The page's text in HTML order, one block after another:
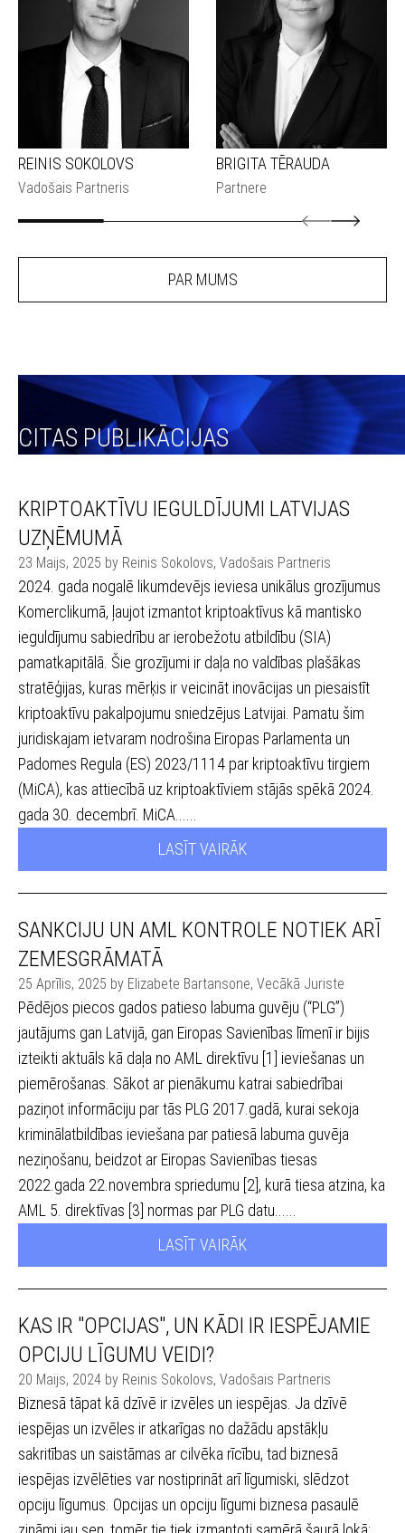
REINIS SOKOLOVS
Vadošais Partneris
BRIGITA TĒRAUDA
Partnere
PAR MUMS
CITAS PUBLIKĀCIJAS
KRIPTOAKTĪVU IEGULDĪJUMI LATVIJAS
UZŅĒMUMĀ
23 Maijs, 2025 by Reinis Sokolovs, Vadošais Partneris
2024. gada nogalē likumdevējs ieviesa unikālus grozījumus
Komerclikumā, ļaujot izmantot kriptoaktīvus kā mantisko
ieguldījumu sabiedrību ar ierobežotu atbildību (SIA)
pamatkapitālā. Šie grozījumi ir daļa no valdības plašākas
stratēģijas, kuras mērķis ir veicināt inovācijas un piesaistīt
kriptoaktīvu pakalpojumu sniedzējus Latvijai. Pamatu šim
juridiskajam ietvaram nodrošina Eiropas Parlamenta un
Padomes Regula (ES) 2023/1114 par kriptoaktīvu tirgiem
(MiCA), kas attiecībā uz kriptoaktīviem stājās spēkā 2024.
gada 30. decembrī. MiCA......
LASĪT VAIRĀK
SANKCIJU UN AML KONTROLE NOTIEK ARĪ
ZEMESGRĀMATĀ
25 Aprīlis, 2025 by Elizabete Bartansone, Vecākā Juriste
Pēdējos piecos gados patieso labuma guvēju (“PLG”)
jautājums gan Latvijā, gan Eiropas Savienības līmenī ir bijis
izteikti aktuāls kā daļa no AML direktīvu [1] ieviešanas un
piemērošanas. Sākot ar pienākumu katrai sabiedrībai
paziņot informāciju par tās PLG 2017.gadā, kurai sekoja
kriminālatbildības ieviešana par patiesā labuma guvēja
neziņošanu, beidzot ar Eiropas Savienības tiesas
2022.gada 22.novembra spriedumu [2], kurā tiesa atzina, ka
AML 5. direktīvas [3] normas par PLG datu......
LASĪT VAIRĀK
KAS IR "OPCIJAS", UN KĀDI IR IESPĒJAMIE
OPCIJU LĪGUMU VEIDI?
20 Maijs, 2024 by Reinis Sokolovs, Vadošais Partneris
Biznesā tāpat kā dzīvē ir izvēles un iespējas. Ja dzīvē
iespējas un izvēles ir atkarīgas no dažādu apstākļu
sakritības un saistāmas ar cilvēka rīcību, tad biznesā
iespējas izvēlēties var nostiprināt arī līgumiski, slēdzot
opciju līgumus. Opcijas un opciju līgumi biznesa pasaulē